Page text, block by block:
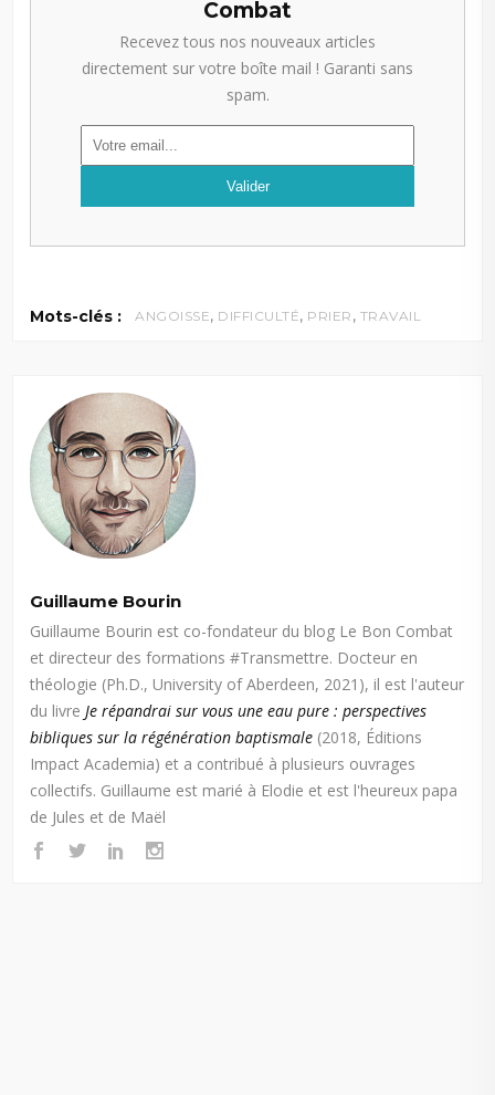
Combat
Recevez tous nos nouveaux articles
directement sur votre boîte mail ! Garanti sans
spam.
Mots-clés : ANGOISSE, DIFFICULTÉ, PRIER , TRAVAIL
Guillaume Bourin
Guillaume Bourin est co-fondateur du blog Le Bon Combat
et directeur des formations #Transmettre. Docteur en
théologie (Ph.D., University of Aberdeen, 2021), il est l'auteur
du livreJe répandrai sur vous une eau pure : perspectives
bibliques sur la régénération baptismale (2018, Éditions
Impact Academia) et a contribué à plusieurs ouvrages
collectifs. Guillaume est marié à Elodie et est l'heureux papa
de Jules et de Maël